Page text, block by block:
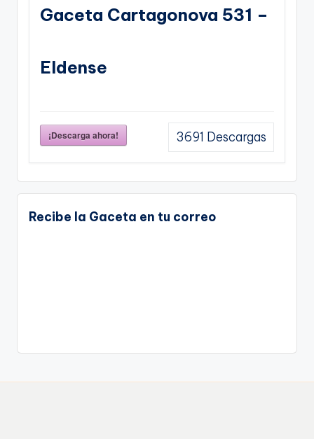
Gaceta Cartagonova 531 –
Eldense
¡Descarga ahora! 3691 Descargas
Recibe la Gaceta en tu correo